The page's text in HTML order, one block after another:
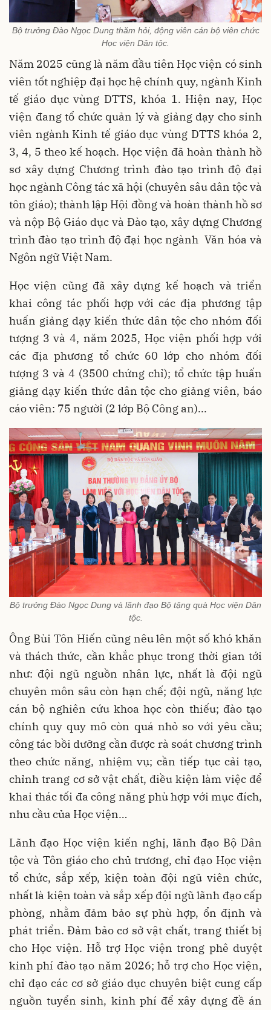
Bộ trưởng Đào Ngọc Dung thăm hỏi, động viên cán bộ viên chức
Học viện Dân tộc.
Năm 2025 cũng là năm đầu tiên Học viện có sinh
viên tốt nghiệp đại học hệ chính quy, ngành Kinh
tế giáo dục vùng DTTS, khóa 1. Hiện nay, Học
viện đang tổ chức quản lý và giảng dạy cho sinh
viên ngành Kinh tế giáo dục vùng DTTS khóa 2,
3, 4, 5 theo kế hoạch. Học viện đã hoàn thành hồ
sơ xây dựng Chương trình đào tạo trình độ đại
học ngành Công tác xã hội (chuyên sâu dân tộc và
tôn giáo); thành lập Hội đồng và hoàn thành hồ sơ
và nộp Bộ Giáo dục và Đào tạo, xây dựng Chương
trình đào tạo trình độ đại học ngành Văn hóa và
Ngôn ngữ Việt Nam.
Học viện cũng đã xây dựng kế hoạch và triển
khai công tác phối hợp với các địa phương tập
huấn giảng dạy kiến thức dân tộc cho nhóm đối
tượng 3 và 4, năm 2025, Học viện phối hợp với
các địa phương tổ chức 60 lớp cho nhóm đối
tượng 3 và 4 (3500 chứng chỉ); tổ chức tập huấn
giảng dạy kiến thức dân tộc cho giảng viên, báo
cáo viên: 75 người (2 lớp Bộ Công an)...
Bộ trưởng Đào Ngọc Dung và lãnh đạo Bộ tặng quà Học viện Dân
tộc.
Ông Bùi Tôn Hiến cũng nêu lên một số khó khăn
và thách thức, cần khắc phục trong thời gian tới
như: đội ngũ nguồn nhân lực, nhất là đội ngũ
chuyên môn sâu còn hạn chế; đội ngũ, năng lực
cán bộ nghiên cứu khoa học còn thiếu; đào tạo
chính quy quy mô còn quá nhỏ so với yêu cầu;
công tác bồi dưỡng cần được rà soát chương trình
theo chức năng, nhiệm vụ; cần tiếp tục cải tạo,
chỉnh trang cơ sở vật chất, điều kiện làm việc để
khai thác tối đa công năng phù hợp với mục đích,
nhu cầu của Học viện…
Lãnh đạo Học viện kiến nghị, lãnh đạo Bộ Dân
tộc và Tôn giáo cho chủ trương, chỉ đạo Học viện
tổ chức, sắp xếp, kiện toàn đội ngũ viên chức,
nhất là kiện toàn và sắp xếp đội ngũ lãnh đạo cấp
phòng, nhằm đảm bảo sự phù hợp, ổn định và
phát triển. Đảm bảo cơ sở vật chất, trang thiết bị
cho Học viện. Hỗ trợ Học viện trong phê duyệt
kinh phí đào tạo năm 2026; hỗ trợ cho Học viện,
chỉ đạo các cơ sở giáo dục chuyên biệt cung cấp
nguồn tuyển sinh, kinh phí để xây dựng đề án